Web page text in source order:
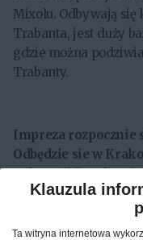
Mixolu. Odbywają się
Trabanta, jest duży
gdzie można
Trabanty.
Impreza rozpocznie
Odbędzie sie w
Rekreacji
Klauzula
Ta witryna internetowa